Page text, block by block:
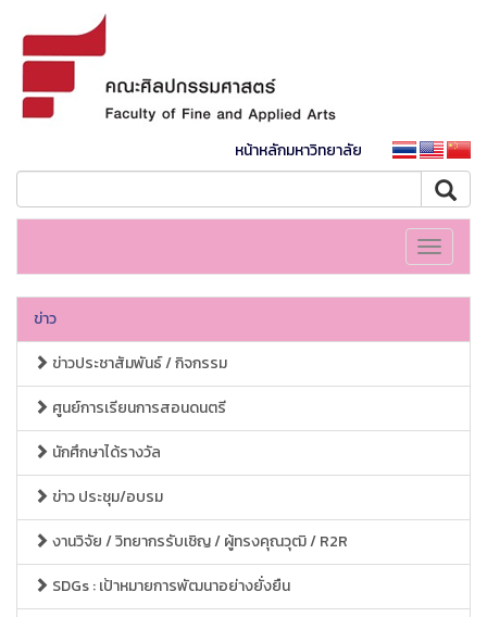
หน้าหลักมหาวิทยาลัย
Toggle
ข่าว
ข่าวประชาสัมพันธ์ / กิจกรรม
ศูนย์การเรียนการสอนดนตรี
นักศึกษาได้รางวัล
ข่าว ประชุม/อบรม
งานวิจัย / วิทยากรรับเชิญ / ผู้ทรงคุณวุฒิ / R2R
SDGs : เป้าหมายการพัฒนาอย่างยั่งยืน